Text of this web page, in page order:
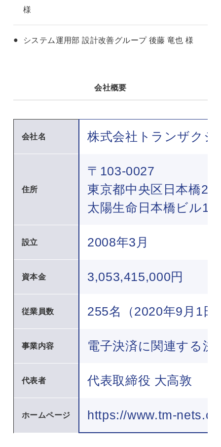
様
システム運用部 設計改善グループ 後藤 竜也 様
会社概要
会社名 株式会社トランザク
住所
〒103-0027
東京都中央区日本橋2-
太陽生命日本橋ビル18
設立 2008年3月
資本金 3,053,415,000円
従業員数 255名（2020年9月1日
事業内容 電子決済に関連する
代表者 代表取締役 大高敦
ホームページ https://www.tm-